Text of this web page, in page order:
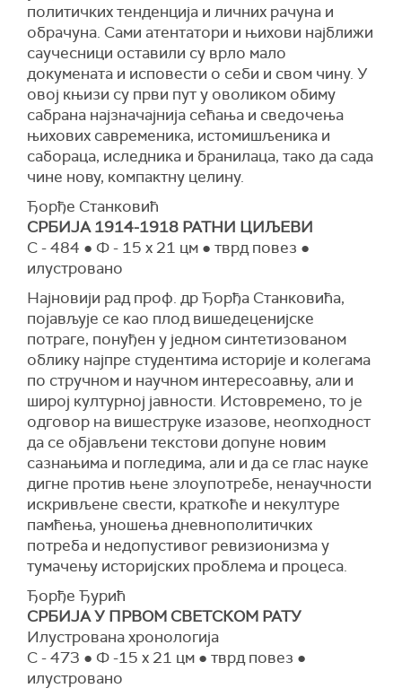
политичких тенденција и личних рачуна и
обрачуна. Сами атентатори и њихови најближи
саучесници оставили су врло мало
докумената и исповести о себи и свом чину. У
овој књизи су први пут у оволиком обиму
сабрана најзначајнија сећања и сведочења
њихових савременика, истомишљеника и
сабораца, иследника и бранилаца, тако да сада
чине нову, компактну целину.
Ђорђе Станковић
СРБИЈА 1914-1918 РАТНИ ЦИЉЕВИ
С - 484 ● Ф - 15 x 21 цм ● тврд повез ●
илустровано
Најновији рад проф. др Ђорђа Станковића,
појављује се као плод вишедеценијске
потраге, понуђен у једном синтетизованом
облику најпре студентима историје и колегама
по стручном и научном интересоавњу, али и
широј културној јавности. Истовремено, то је
одговор на вишеструке изазове, неопходност
да се објављени текстови допуне новим
сазнањима и погледима, али и да се глас науке
дигне против њене злоупотребе, ненаучности
искривљене свести, краткоће и некултуре
памћења, уношења дневнополитичких
потреба и недопустивог ревизионизма у
тумачењу историјских проблема и процеса.
Ђорђе Ђурић
СРБИЈА У ПРВОМ СВЕТСКОМ РАТУ
Илустрована хронологија
С - 473 ● Ф -15 x 21 цм ● тврд повез ●
илустровано